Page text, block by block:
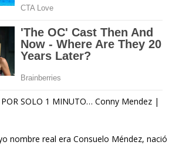
POR SOLO 1 MINUTO… Conny Mendez |
nombre real era Consuelo Méndez, nació